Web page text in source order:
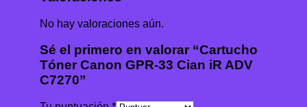
No hay valoraciones aún.
Sé el primero en valorar “Cartucho
Tóner Canon GPR-33 Cian iR ADV
C7270”